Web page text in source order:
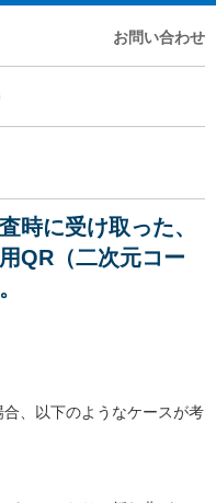
お問い合わせ
時に受け取った、
QR（二次元コー
、以下のようなケースが考